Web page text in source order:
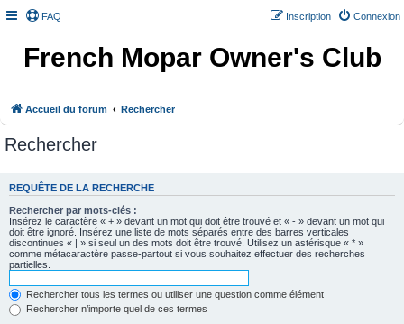
FAQ Connexion
Inscription
French Mopar Owner's Club
Accueil du forum Rechercher
Rechercher
REQUÊTE DE LA RECHERCHE
Rechercher par mots-clés :
Insérez le caractère « + » devant un mot qui doit être trouvé et « - » devant un mot qui
doit être ignoré. Insérez une liste de mots séparés entre des barres verticales
discontinues « | » si seul un des mots doit être trouvé. Utilisez un astérisque « * »
comme métacaractère passe-partout si vous souhaitez effectuer des recherches
partielles.
Rechercher tous les termes ou utiliser une question comme élément
Rechercher n’importe quel de ces termes